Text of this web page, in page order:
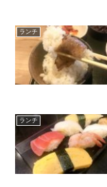
ランチ
ランチ